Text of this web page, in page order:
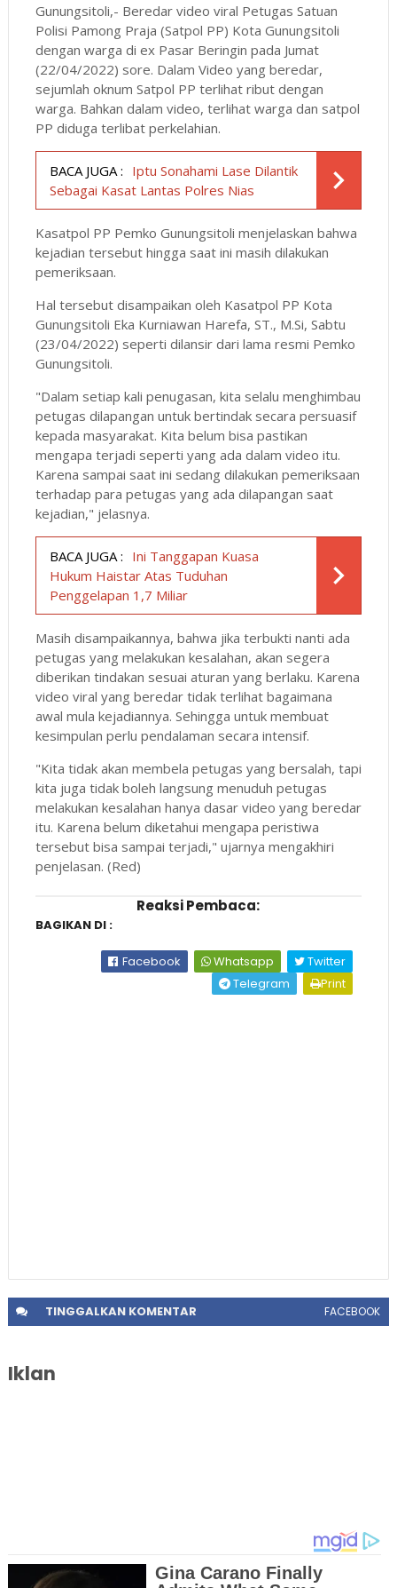
Gunungsitoli,- Beredar video viral Petugas Satuan
Polisi Pamong Praja (Satpol PP) Kota Gunungsitoli
dengan warga di ex Pasar Beringin pada Jumat
(22/04/2022) sore. Dalam Video yang beredar,
sejumlah oknum Satpol PP terlihat ribut dengan
warga. Bahkan dalam video, terlihat warga dan satpol
PP diduga terlibat perkelahian.
BACA JUGA : Iptu Sonahami Lase Dilantik
Sebagai Kasat Lantas Polres Nias
Kasatpol PP Pemko Gunungsitoli menjelaskan bahwa
kejadian tersebut hingga saat ini masih dilakukan
pemeriksaan.
Hal tersebut disampaikan oleh Kasatpol PP Kota
Gunungsitoli Eka Kurniawan Harefa, ST., M.Si, Sabtu
(23/04/2022) seperti dilansir dari lama resmi Pemko
Gunungsitoli.
"Dalam setiap kali penugasan, kita selalu menghimbau
petugas dilapangan untuk bertindak secara persuasif
kepada masyarakat. Kita belum bisa pastikan
mengapa terjadi seperti yang ada dalam video itu.
Karena sampai saat ini sedang dilakukan pemeriksaan
terhadap para petugas yang ada dilapangan saat
kejadian," jelasnya.
BACA JUGA : Ini Tanggapan Kuasa
Hukum Haistar Atas Tuduhan
Penggelapan 1,7 Miliar
Masih disampaikannya, bahwa jika terbukti nanti ada
petugas yang melakukan kesalahan, akan segera
diberikan tindakan sesuai aturan yang berlaku. Karena
video viral yang beredar tidak terlihat bagaimana
awal mula kejadiannya. Sehingga untuk membuat
kesimpulan perlu pendalaman secara intensif.
"Kita tidak akan membela petugas yang bersalah, tapi
kita juga tidak boleh langsung menuduh petugas
melakukan kesalahan hanya dasar video yang beredar
itu. Karena belum diketahui mengapa peristiwa
tersebut bisa sampai terjadi," ujarnya mengakhiri
penjelasan. (Red)
Reaksi Pembaca:
BAGIKAN DI :
Facebook Whatsapp
Twitter
Telegram
Print
TINGGALKANKOMENTAR FACEBOOK
Iklan